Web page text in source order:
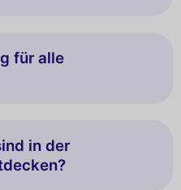
für alle
in der